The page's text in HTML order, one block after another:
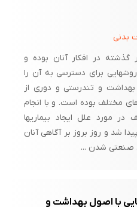
بدنی
در افکار آنان بوده و
برای دسترسی به آن را
و تندرستی و دوری از
مختلف بوده است. و با انجام
مورد علل ایجاد بیماریها
شد و روز بروز بر آگاهی آنان
صنعتی شدن ...
با اصول بهداشت و